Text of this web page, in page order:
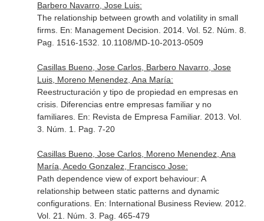
Barbero Navarro, Jose Luis:
The relationship between growth and volatility in small
firms. En: Management Decision . 2014. Vol. 52. Núm. 8.
Pag. 1516-1532. 10.1108/MD-10-2013-0509
Casillas Bueno, Jose Carlos, Barbero Navarro, Jose
Luis, Moreno Menendez, Ana María:
Reestructuración y tipo de propiedad en empresas en
crisis. Diferencias entre empresas familiar y no
familiares. En: Revista de Empresa Familiar. 2013. Vol.
3. Núm. 1. Pag. 7-20
Casillas Bueno, Jose Carlos, Moreno Menendez, Ana
María, Acedo Gonzalez, Francisco Jose:
Path dependence view of export behaviour: A
relationship between static patterns and dynamic
configurations. En: International Business Review. 2012.
Vol. 21. Núm. 3. Pag. 465-479